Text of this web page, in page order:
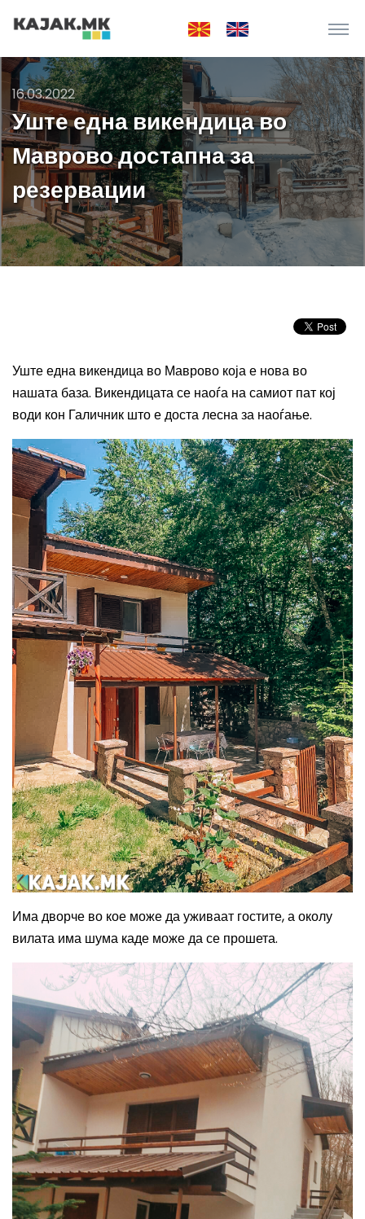
16.03.2022
Уште една викендица во
Маврово достапна за
резервации
Уште една викендица во Маврово која е нова во
нашата база. Викендицата се наоѓа на самиот пат кој
води кон Галичник што е доста лесна за наоѓање.
Има дворче во кое може да уживаат гостите, а околу
вилата има шума каде може да се прошета.